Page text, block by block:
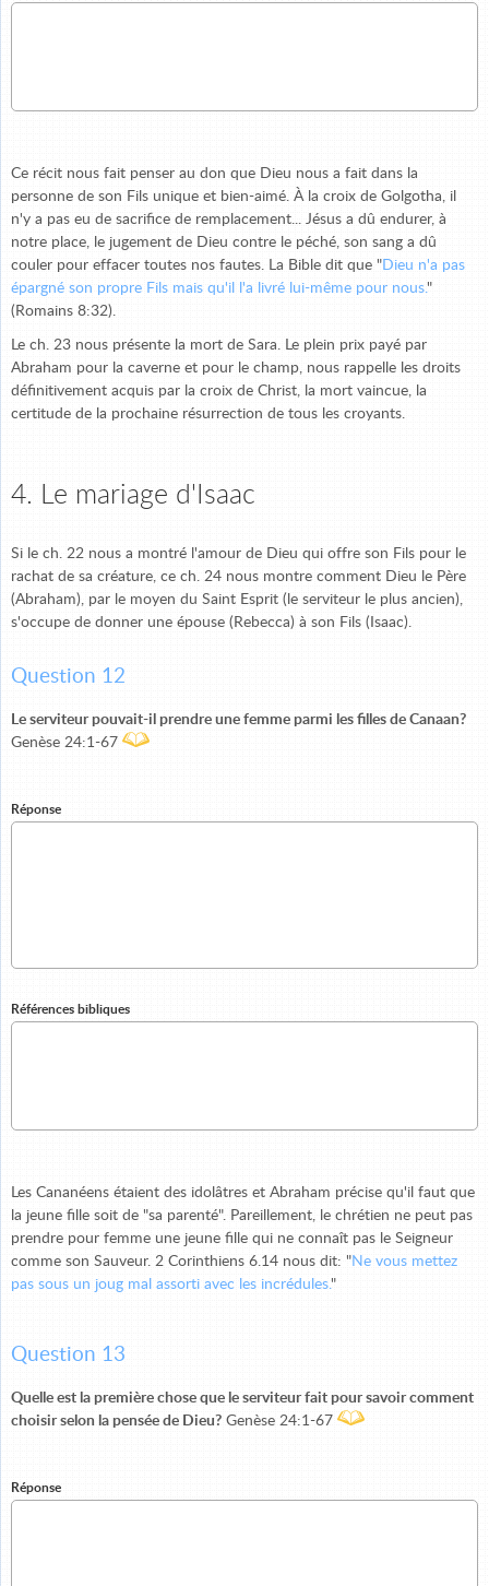
Ce récit nous fait penser au don que Dieu nous a fait dans la
personne de son Fils unique et bien-aimé. À la croix de Golgotha, il
n'y a pas eu de sacrifice de remplacement... Jésus a dû endurer, à
notre place, le jugement de Dieu contre le péché, son sang a dû
couler pour effacer toutes nos fautes. La Bible dit que "Dieu n'a pas
épargné son propre Fils mais qu'il l'a livré lui-même pour nous. "
(Romains 8:32).
Le ch. 23 nous présente la mort de Sara. Le plein prix payé par
Abraham pour la caverne et pour le champ, nous rappelle les droits
définitivement acquis par la croix de Christ, la mort vaincue, la
certitude de la prochaine résurrection de tous les croyants.
4. Le mariage d'Isaac
Si le ch. 22 nous a montré l'amour de Dieu qui offre son Fils pour le
rachat de sa créature, ce ch. 24 nous montre comment Dieu le Père
(Abraham), par le moyen du Saint Esprit (le serviteur le plus ancien),
s'occupe de donner une épouse (Rebecca) à son Fils (Isaac).
Question 12
Le serviteur pouvait-il prendre une femme parmi les filles de Canaan?
Genèse 24:1-67
Réponse
Références bibliques
Les Cananéens étaient des idolâtres et Abraham précise qu'il faut que
la jeune fille soit de "sa parenté". Pareillement, le chrétien ne peut pas
prendre pour femme une jeune fille qui ne connaît pas le Seigneur
comme son Sauveur. 2 Corinthiens 6.14 nous dit: "Ne vous mettez
pas sous un joug mal assorti avec les incrédules. "
Question 13
Quelle est la première chose que le serviteur fait pour savoir comment
choisir selon la pensée de Dieu? Genèse 24:1-67
Réponse